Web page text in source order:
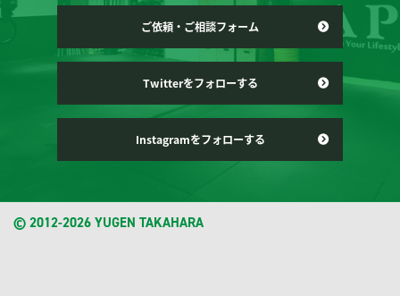
ご依頼・ご相談フォーム
Twitterをフォローする
Instagramをフォローする
© 2012-2026 YUGEN TAKAHARA